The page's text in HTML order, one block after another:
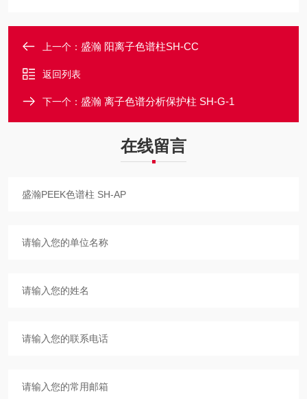
上一个： 盛瀚 阳离子色谱柱SH-CC
返回列表
下一个： 盛瀚 离子色谱分析保护柱 SH-G-1
在线留言